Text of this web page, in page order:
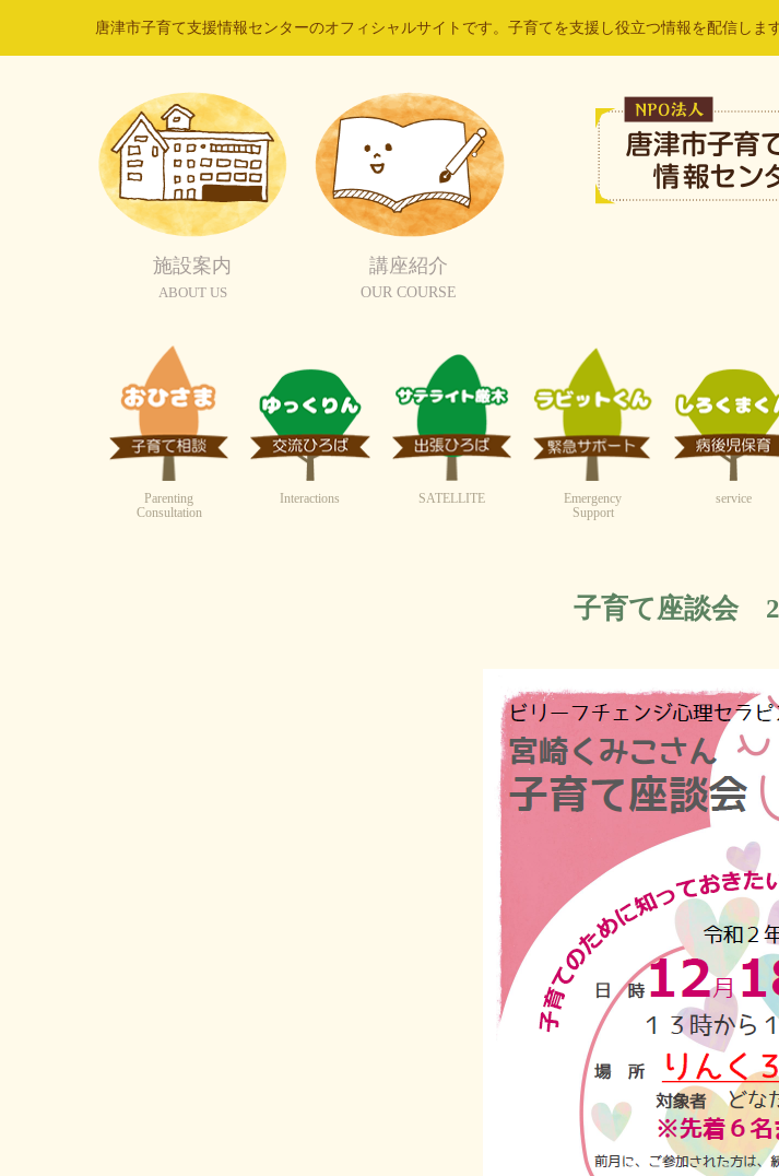
唐津市子育て支援情報センターのオフィシャルサイトです。子育てを支援し役立つ情報を配信しま
施設案内
ABOUT US
講座紹介
OUR COURSE
Parenting
Consultation
Interactions SATELLITE
Emergency
Support
service
子育て座談会